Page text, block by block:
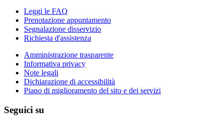
Leggi le FAQ
Prenotazione appuntamento
Segnalazione disservizio
Richiesta d'assistenza
Amministrazione trasparente
Informativa privacy
Note legali
Dichiarazione di accessibilità
Piano di miglioramento del sito e dei servizi
Seguici su